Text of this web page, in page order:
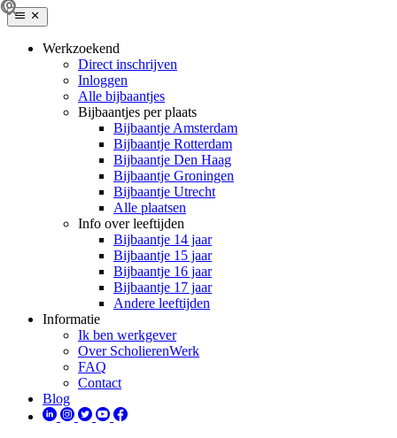
Werkzoekend
Direct inschrijven
Inloggen
Alle bijbaantjes
Bijbaantjes per plaats
Bijbaantje Amsterdam
Bijbaantje Rotterdam
Bijbaantje Den Haag
Bijbaantje Groningen
Bijbaantje Utrecht
Alle plaatsen
Info over leeftijden
Bijbaantje 14 jaar
Bijbaantje 15 jaar
Bijbaantje 16 jaar
Bijbaantje 17 jaar
Andere leeftijden
Informatie
Ik ben werkgever
Over ScholierenWerk
FAQ
Contact
Blog